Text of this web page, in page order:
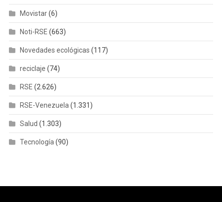
Movistar(6)
Noti-RSE (663)
Novedades ecológicas (117)
reciclaje (74)
RSE (2.626)
RSE-Venezuela(1.331)
Salud (1.303)
Tecnología(90)